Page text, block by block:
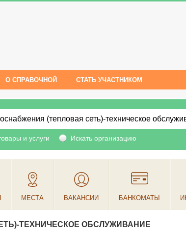
О СПРАВОЧНОЙ СТАТЬ УЧАСТНИКОМ
и услуги Искать организацию
МЕСТА ВАКАНСИИ БАНКОМАТЫ
ТЕХНИЧЕСКОЕ ОБСЛУЖИВАНИЕ